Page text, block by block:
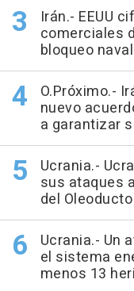
Irán.- EEUU
comerciales
bloqueo
O.Próximo.-
nuevo
a garantizar
Ucrania.-
sus ataques
del
Ucrania.- Un
el sistema
menos 13